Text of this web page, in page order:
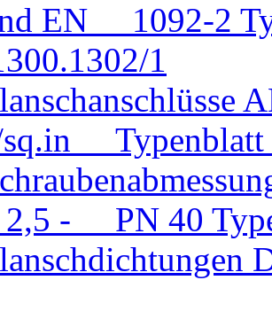
EN 1092-2
1
Typenblatt
2,5 - PN 40